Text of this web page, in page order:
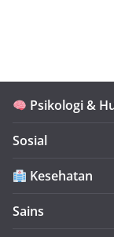
Psikologi &
Sosial
Kesehatan
Sains